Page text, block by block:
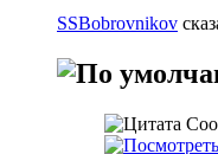
SSBobrovnikov